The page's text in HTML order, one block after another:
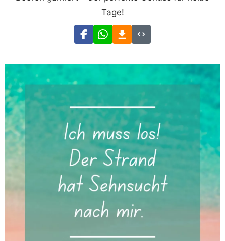
Tage!